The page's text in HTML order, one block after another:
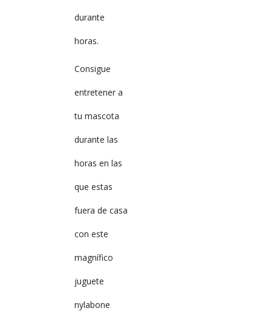
durante
horas.
Consigue
entretener a
tu mascota
durante las
horas en las
que estas
fuera de casa
con este
magnífico
juguete
nylabone